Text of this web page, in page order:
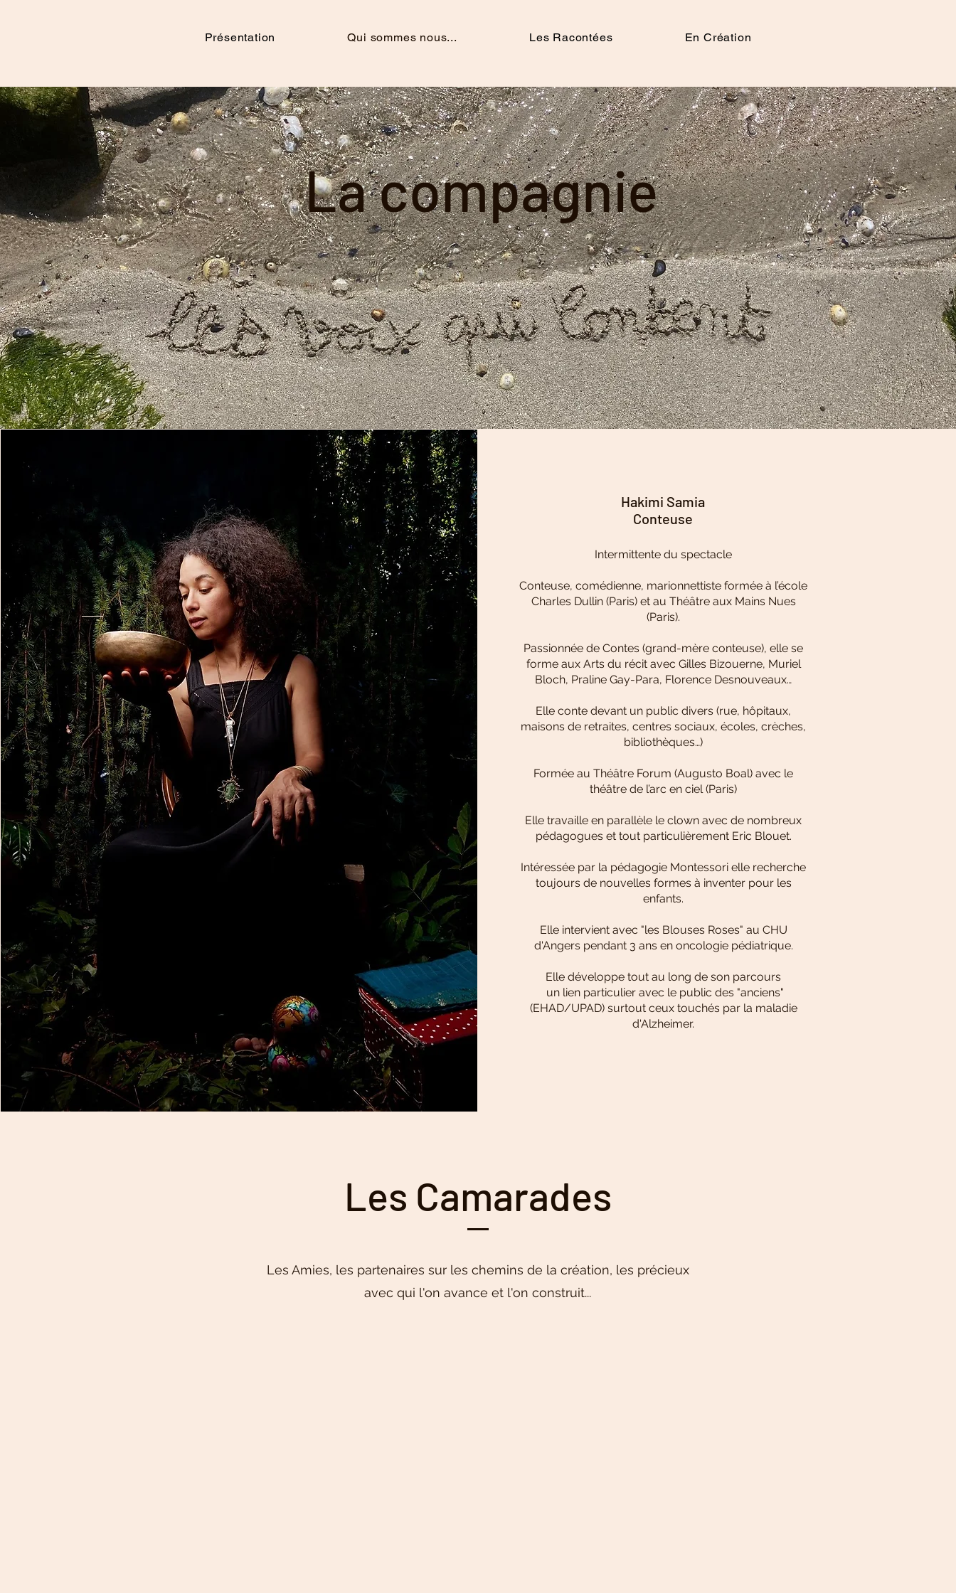
Présentation Qui sommes nous... Les Racontées En Création
La compagnie
Hakimi Samia
Conteuse
Intermittente du spectacle
Conteuse, comédienne, marionnettiste formée à l’école
Charles Dullin (Paris) et au Théâtre aux Mains Nues
(Paris).
Passionnée de Contes (grand-mère conteuse), elle se
forme aux Arts du récit avec Gilles Bizouerne, Muriel
Bloch, Praline Gay-Para, Florence Desnouveaux…
Elle conte devant un public divers (rue, hôpitaux,
maisons de retraites, centres sociaux, écoles, crèches,
bibliothèques…)
Formée au Théâtre Forum (Augusto Boal) avec le
théâtre de l’arc en ciel (Paris)
Elle travaille en parallèle le clown avec de nombreux
pédagogues et tout particulièrement Eric Blouet.
Intéressée par la pédagogie Montessori elle recherche
toujours de nouvelles formes à inventer pour les
enfants.
Elle intervient avec "les Blouses Roses" au CHU
d'Angers pendant 3 ans en oncologie pédiatrique.
Elle développe tout au long de son parcours
un lien particulier avec le public des "anciens"
(EHAD/UPAD) surtout ceux touchés par la maladie
d'Alzheimer.
Les Camarades
Les Amies, les partenaires sur les chemins de la création, les précieux
avec qui l'on avance et l'on construit...